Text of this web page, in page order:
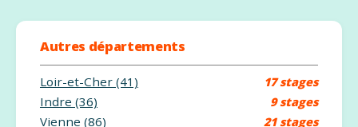
Autres départements
Loir-et-Cher (41) 17 stages
Indre (36) 9 stages
Vienne (86) 21 stages